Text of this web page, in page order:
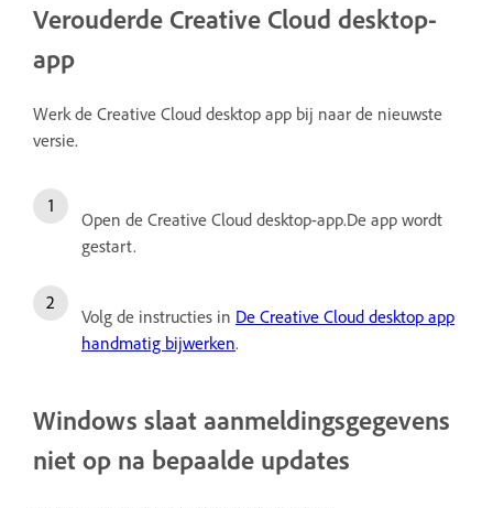
Verouderde Creative Cloud desktop-
app
Werk de Creative Cloud desktop app bij naar de nieuwste
versie.
Open de Creative Cloud desktop-app.De app wordt
gestart.
Volg de instructies in De Creative Cloud desktop app
handmatig bijwerken.
Windows slaat aanmeldingsgegevens
niet op na bepaalde updates